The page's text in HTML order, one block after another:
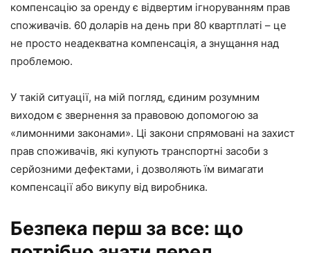
компенсацію за оренду є відвертим ігноруванням прав
споживачів. 60 доларів на день при 80 квартплаті – це
не просто неадекватна компенсація, а знущання над
проблемою.
У такій ситуації, на мій погляд, єдиним розумним
виходом є звернення за правовою допомогою за
«лимонними законами». Ці закони спрямовані на захист
прав споживачів, які купують транспортні засоби з
серйозними дефектами, і дозволяють їм вимагати
компенсації або викупу від виробника.
Безпека перш за все: що